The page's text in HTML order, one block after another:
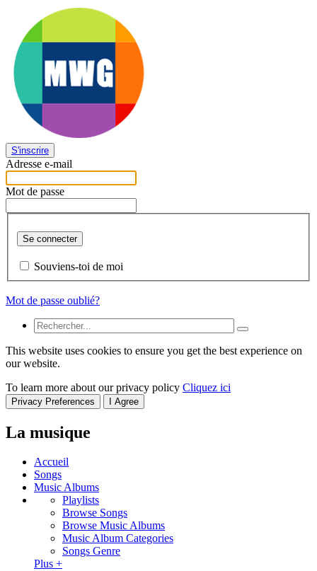
S'inscrire
Adresse e-mail
Mot de passe
Se connecter
Souviens-toi de moi
Mot de passe oublié?
This website uses cookies to ensure you get the best experience on
our website.
To learn more about our privacy policy Cliquez ici
Privacy Preferences I Agree
La musique
Accueil
Songs
Music Albums
Playlists
Browse Songs
Browse Music Albums
Music Album Categories
Songs Genre
Plus +